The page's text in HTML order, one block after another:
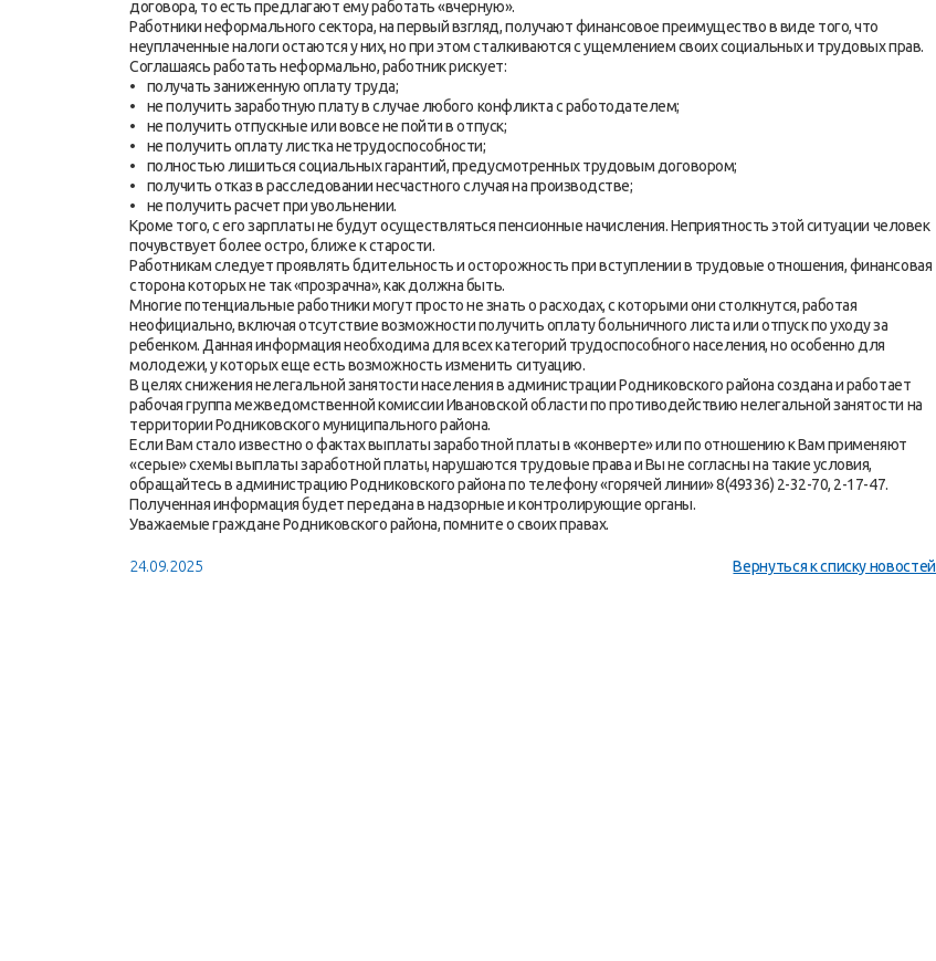
договора, то есть предлагают ему работать «вчерную».
Работники неформального сектора, на первый взгляд, получают финансовое преимущество в виде того, что
неуплаченные налоги остаются у них, но при этом сталкиваются с ущемлением своих социальных и трудовых прав.
Соглашаясь работать неформально, работник рискует:
• получать заниженную оплату труда;
• не получить заработную плату в случае любого конфликта с работодателем;
• не получить отпускные или вовсе не пойти в отпуск;
• не получить оплату листка нетрудоспособности;
• полностью лишиться социальных гарантий, предусмотренных трудовым договором;
• получить отказ в расследовании несчастного случая на производстве;
• не получить расчет при увольнении.
Кроме того, с его зарплаты не будут осуществляться пенсионные начисления. Неприятность этой ситуации человек
почувствует более остро, ближе к старости.
Работникам следует проявлять бдительность и осторожность при вступлении в трудовые отношения, финансовая
сторона которых не так «прозрачна», как должна быть.
Многие потенциальные работники могут просто не знать о расходах, с которыми они столкнутся, работая
неофициально, включая отсутствие возможности получить оплату больничного листа или отпуск по уходу за
ребенком. Данная информация необходима для всех категорий трудоспособного населения, но особенно для
молодежи, у которых еще есть возможность изменить ситуацию.
В целях снижения нелегальной занятости населения в администрации Родниковского района создана и работает
рабочая группа межведомственной комиссии Ивановской области по противодействию нелегальной занятости на
территории Родниковского муниципального района.
Если Вам стало известно о фактах выплаты заработной платы в «конверте» или по отношению к Вам применяют
«серые» схемы выплаты заработной платы, нарушаются трудовые права и Вы не согласны на такие условия,
обращайтесь в администрацию Родниковского района по телефону «горячей линии» 8(49336) 2-32-70, 2-17-47.
Полученная информация будет передана в надзорные и контролирующие органы.
Уважаемые граждане Родниковского района, помните о своих правах.
24.09.2025 Вернуться к списку новостей